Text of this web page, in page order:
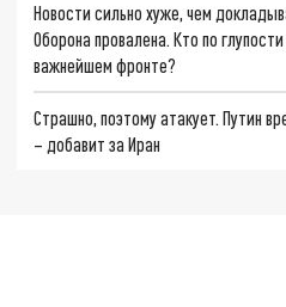
Новости сильно хуже, чем
Оборона провалена. Кто по
важнейшем фронте?
Страшно, поэтому атакует. Путин
– добавит за Иран